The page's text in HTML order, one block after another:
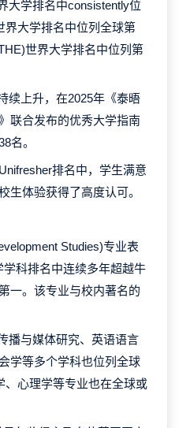
大学排名中consistently位
界大学排名中位列全球第
世界大学排名中位列第
续上升，在2025年《泰晤
联合发布的优秀大学指南
名。
排名中，学生满意
生体验获得了高度认可。
Studies)专业表
科排名中连续多年超越牛
一。该专业与校内著名的
播与媒体研究、英语语言
学等多个学科也位列全球
、心理学等专业也在全球或